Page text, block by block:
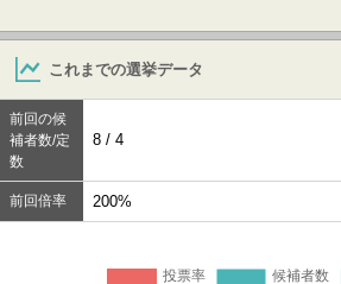
これまでの選挙データ
前回の候
補者数/定
数
8 / 4
前回倍率 200%